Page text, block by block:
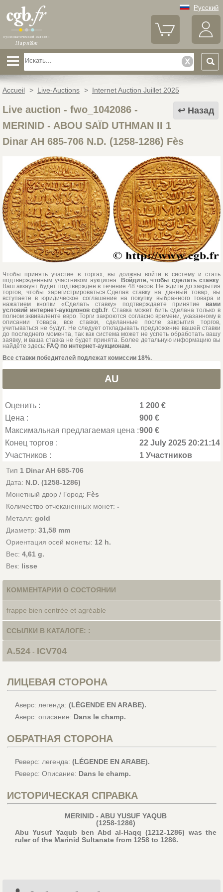
Русский
Accueil > Live-Auctions > Internet Auction Juillet 2025
Назад
Live auction - fwo_1042086-
MERINID - ABOU SAÏD UTHMAN II 1
Dinar AH 685-706 N.D. (1258-1286) Fès
Чтобы принять участие в торгах, вы должны войти в систему и стать
подтвержденным участником аукциона. Войдите, чтобы сделать ставку
Ваш аккаунт будет подтвержден в течение 48 часов. Не ждите до закрытия
торгов, чтобы зарегистрироваться.Сделав ставку на данный товар, вы
вступаете в юридическое соглашение на покупку выбранного товара и
нажатием кнопки «Сделать ставку» подтверждаете принятие вами
условий интернет-аукционов cgb.fr . Ставка может бить сделана только в
полном эквиваленте евро. Торги закроются согласно времени, указанному в
описании товара, все ставки, сделанные после закрытия торгов,
учитываться не будут. Не следует откладывать предложение вашей ставки
до последнего момента, так как система может не успеть обработать вашу
заявку, и ваша ставка не будет принята. Более детальную информацию вы
найдёте здесь: FAQ по интернет-аукционам.
Все ставки победителей подлежат комиссии 18%.
AU
Оценить :
1 200 €
Цена :
900 €
Максимальная предлагаемая цена :900 €
Конец торгов :
22 July 2025 20:21:14
Участников :
1 Участников
Тип 1 Dinar AH 685-706
Дата: N.D. (1258-1286)
Монетный двор / Город: Fès
Количество отчеканенных монет: -
Металл: gold
Диаметр: 31,58 mm
Ориентация осей монеты: 12 h.
Вес: 4,61 g.
Век: lisse
КОММЕНТАРИИ О СОСТОЯНИИ
frappe bien centrée et agréable
ССЫЛКИ В КАТАЛОГЕ: :
A.524- ICV704
ЛИЦЕВАЯ СТОРОНА
Аверс: легенда: (LÉGENDE EN ARABE).
Аверс: описание: Dans le champ.
ОБРАТНАЯ СТОРОНА
Реверс: легенда: (LÉGENDE EN ARABE).
Реверс: Описание: Dans le champ.
ИСТОРИЧЕСКАЯ СПРАВКА
MERINID - ABU YUSUF YAQUB
(1258-1286)
Abu Yusuf Yaqub ben Abd al-Haqq (1212-1286) was the
ruler of the Marinid Sultanate from 1258 to 1286.